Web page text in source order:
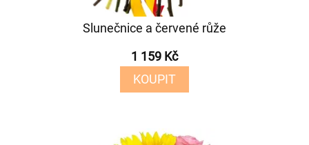
Slunečnice a červené růže
1 159 Kč
KOUPIT